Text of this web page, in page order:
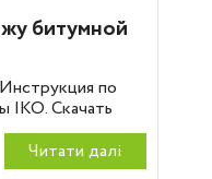
битумной
по
IKO. Скачать
Читати далi